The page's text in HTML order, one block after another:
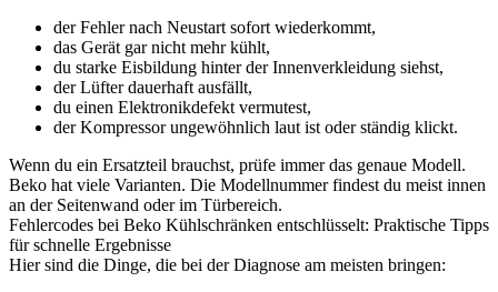
der Fehler nach Neustart sofort wiederkommt,
das Gerät gar nicht mehr kühlt,
du starke Eisbildung hinter der Innenverkleidung siehst,
der Lüfter dauerhaft ausfällt,
du einen Elektronikdefekt vermutest,
der Kompressor ungewöhnlich laut ist oder ständig klickt.
Wenn du ein Ersatzteil brauchst, prüfe immer das genaue Modell.
Beko hat viele Varianten. Die Modellnummer findest du meist innen
an der Seitenwand oder im Türbereich.
Fehlercodes bei Beko Kühlschränken entschlüsselt: Praktische Tipps
für schnelle Ergebnisse
Hier sind die Dinge, die bei der Diagnose am meisten bringen: